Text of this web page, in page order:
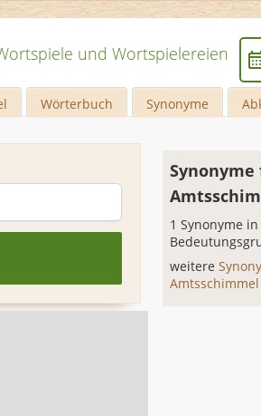
und Wortspielereien
Wörterbuch Synonyme
1 Synonyme in
weitere